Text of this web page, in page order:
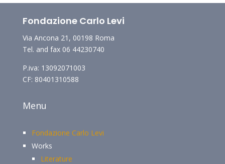
Fondazione Carlo Levi
Via Ancona 21, 00198 Roma
Tel. and fax 06 44230740
P.iva: 13092071003
CF: 80401310588
Menu
Fondazione Carlo Levi
Works
Literature